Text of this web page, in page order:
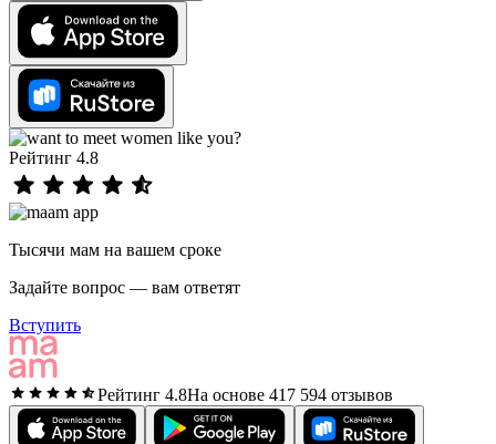
Рейтинг 4.8
Тысячи мам на вашем сроке
Задайте вопрос — вам ответят
Вступить
Рейтинг 4.8На основе 417 594 отзывов